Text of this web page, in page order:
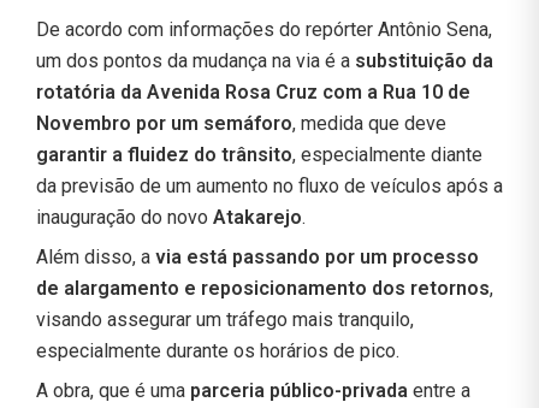
De acordo com informações do repórter Antônio Sena,
um dos pontos da mudança na via é a substituição da
rotatória da Avenida Rosa Cruz com a Rua 10 de
Novembro por um semáforo, medida que deve
garantir a fluidez do trânsito, especialmente diante
da previsão de um aumento no fluxo de veículos após a
inauguração do novo Atakarejo.
Além disso, a via está passando por um processo
de alargamento e reposicionamento dos retornos,
visando assegurar um tráfego mais tranquilo,
especialmente durante os horários de pico.
A obra, que é uma parceria público-privada entre a